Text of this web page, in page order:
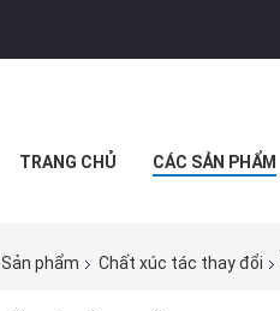
TRANG CHỦ CÁC SẢN PHẨM
Sản phẩm Chất xúc tác thay đổi